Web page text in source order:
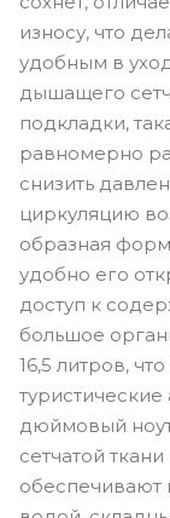
износу, что
удобным в
дышащего
подкладки,
равномерно
снизить
циркуляцию
образная
удобно его
доступ к
большое
16,5 литров,
дюймовый
сетчатой
обеспечивают